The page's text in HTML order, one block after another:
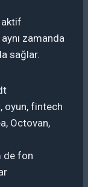
aktif
aynı zamanda
sağlar.
oyun, fintech
Octovan,
de fon